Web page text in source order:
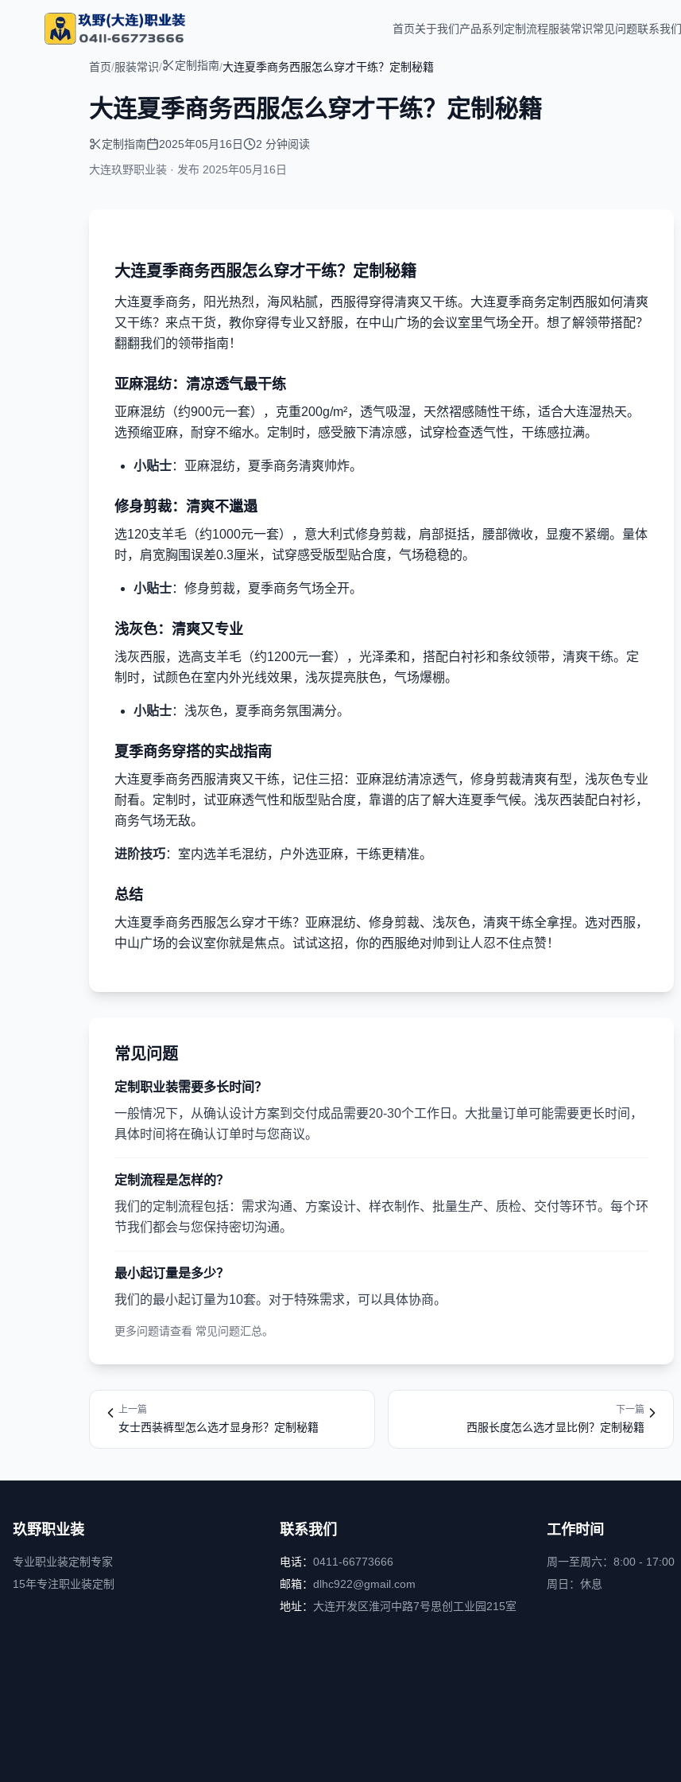
首页关于我们产品系列 定制流程服装常识常见问题联系我们
首页/服装常识/ 定制指南/大连夏季商务西服怎么穿才干练？定制秘籍
大连夏季商务西服怎么穿才干练？定制秘籍
定制指南 2025年05月16日
2 分钟阅读
大连玖野职业装 · 发布 2025年05月16日
大连夏季商务西服怎么穿才干练？定制秘籍
大连夏季商务，阳光热烈，海风粘腻，西服得穿得清爽又干练。大连夏季商务定制西服如何清爽
又干练？来点干货，教你穿得专业又舒服，在中山广场的会议室里气场全开。想了解领带搭配？
翻翻我们的领带指南！
亚麻混纺：清凉透气最干练
亚麻混纺（约900元一套），克重200g/m²，透气吸湿，天然褶感随性干练，适合大连湿热天。
选预缩亚麻，耐穿不缩水。定制时，感受腋下清凉感，试穿检查透气性，干练感拉满。
小贴士：亚麻混纺，夏季商务清爽帅炸。
修身剪裁：清爽不邋遢
选120支羊毛（约1000元一套），意大利式修身剪裁，肩部挺括，腰部微收，显瘦不紧绷。量体
时，肩宽胸围误差0.3厘米，试穿感受版型贴合度，气场稳稳的。
小贴士：修身剪裁，夏季商务气场全开。
浅灰色：清爽又专业
浅灰西服，选高支羊毛（约1200元一套），光泽柔和，搭配白衬衫和条纹领带，清爽干练。定
制时，试颜色在室内外光线效果，浅灰提亮肤色，气场爆棚。
小贴士：浅灰色，夏季商务氛围满分。
夏季商务穿搭的实战指南
大连夏季商务西服清爽又干练，记住三招：亚麻混纺清凉透气，修身剪裁清爽有型，浅灰色专业
耐看。定制时，试亚麻透气性和版型贴合度，靠谱的店了解大连夏季气候。浅灰西装配白衬衫，
商务气场无敌。
进阶技巧：室内选羊毛混纺，户外选亚麻，干练更精准。
总结
大连夏季商务西服怎么穿才干练？亚麻混纺、修身剪裁、浅灰色，清爽干练全拿捏。选对西服，
中山广场的会议室你就是焦点。试试这招，你的西服绝对帅到让人忍不住点赞！
常见问题
定制职业装需要多长时间？
一般情况下，从确认设计方案到交付成品需要20-30个工作日。大批量订单可能需要更长时间，
具体时间将在确认订单时与您商议。
定制流程是怎样的？
我们的定制流程包括：需求沟通、方案设计、样衣制作、批量生产、质检、交付等环节。每个环
节我们都会与您保持密切沟通。
最小起订量是多少？
我们的最小起订量为10套。对于特殊需求，可以具体协商。
更多问题请查看 常见问题汇总。
上一篇
女士西装裤型怎么选才显身形？定制秘籍
下一篇
西服长度怎么选才显比例？定制秘籍
玖野职业装
专业职业装定制专家
15年专注职业装定制
联系我们
电话： 0411-66773666
邮箱： dlhc922@gmail.com
地址： 大连开发区淮河中路7号思创工业园215室
工作时间
周一至周六：8:00 - 17:00
周日：休息